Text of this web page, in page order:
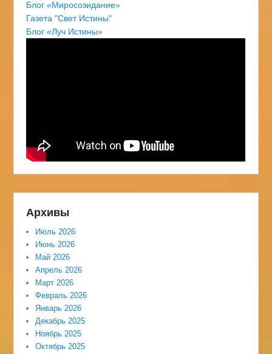
Блог «Миросозидание»
Газета "Свет Истины"
Блог «Луч Истины»
Архивы
Июль 2026
Июнь 2026
Май 2026
Апрель 2026
Март 2026
Февраль 2026
Январь 2026
Декабрь 2025
Ноябрь 2025
Октябрь 2025